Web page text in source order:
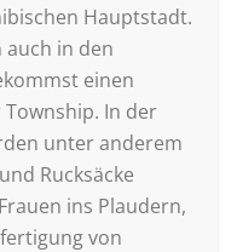
Hauptstadt.
auch in den
einen
Township. In der
unter anderem
Rucksäcke
ins Plaudern,
von